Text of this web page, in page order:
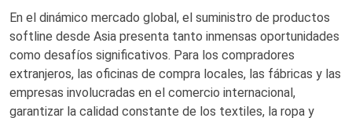
En el dinámico mercado global, el suministro de productos
softline desde Asia presenta tanto inmensas oportunidades
como desafíos significativos. Para los compradores
extranjeros, las oficinas de compra locales, las fábricas y las
empresas involucradas en el comercio internacional,
garantizar la calidad constante de los textiles, la ropa y